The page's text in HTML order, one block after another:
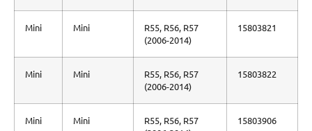
Mini Mini
R55, R56, R57
(2006-2014)
15803821
Mini Mini
R55, R56, R57
(2006-2014)
15803822
Mini Mini
R55, R56, R57
15803906